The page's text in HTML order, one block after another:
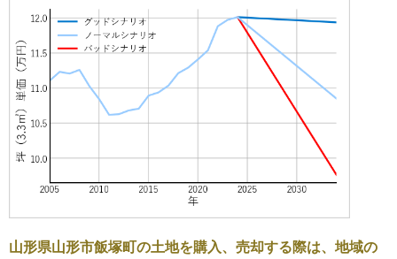
山形県山形市飯塚町の土地を購入、売却する際は、地域の